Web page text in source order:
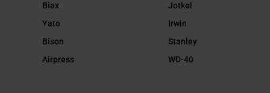
Biax
Yato
Bison
Airpress
Jotkel
Irwin
Stanley
WD-40